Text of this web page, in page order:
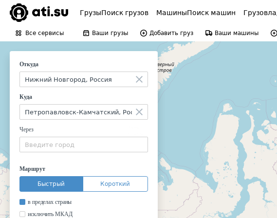
ГрузыПоиск грузов МашиныПоиск машин
Все сервисы Ваши грузы Добавить груз Ваши машины
Откуда
Куда
Через
Маршрут
Быстрый Короткий
в пределах страны
исключить МКАД